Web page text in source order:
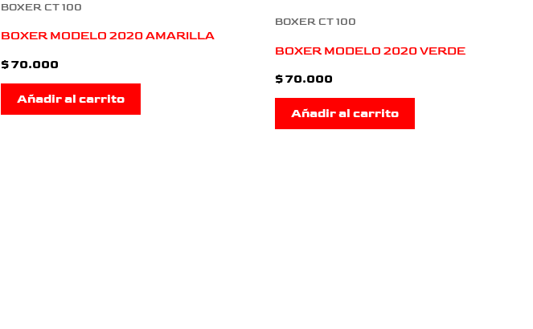
BOXER CT 100
BOXER MODELO 2020 AMARILLA
$70.000
Añadir al carrito
BOXER CT 100
BOXER MODELO 2020 VERDE
$70.000
Añadir al carrito